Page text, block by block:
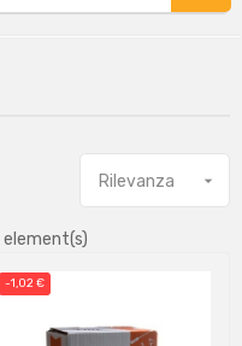
Rilevanza 
element(s)
-1,02 €